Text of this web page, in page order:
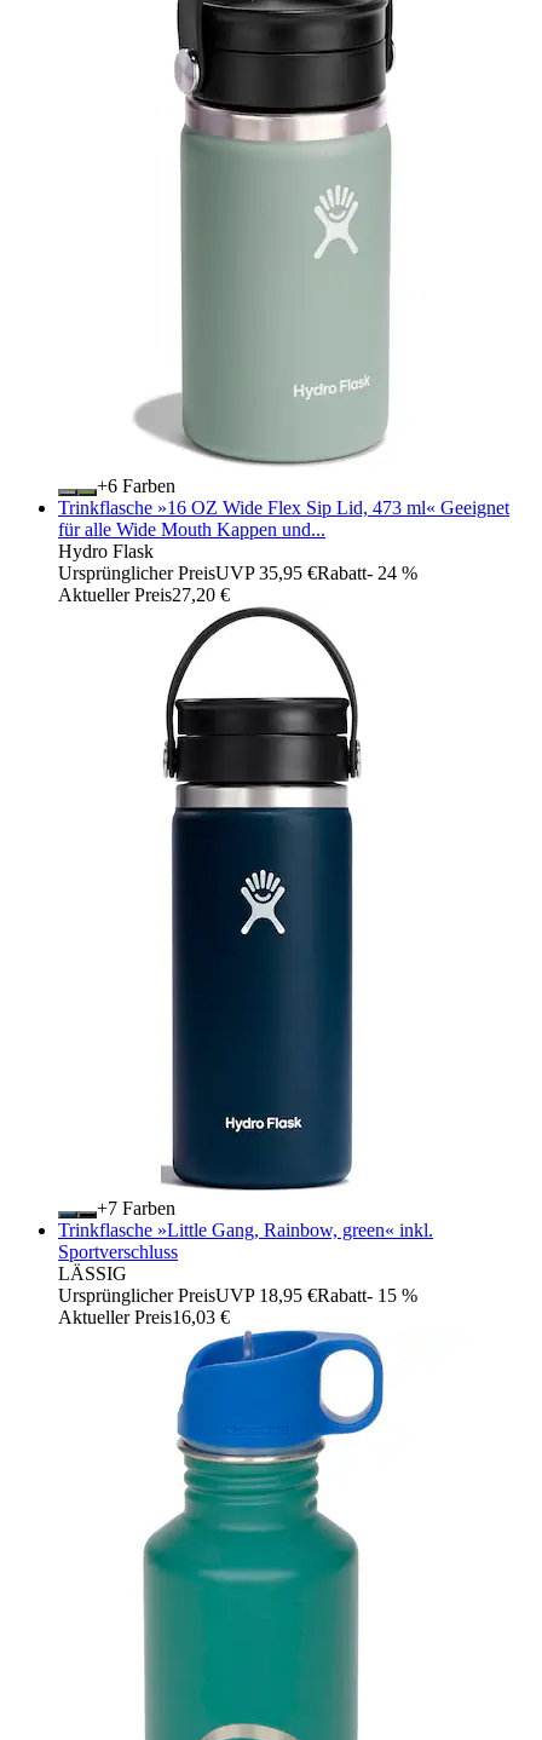
+
Farben
Trinkflasche »16 OZ Wide Flex Sip Lid, 473 ml« Geeignet
für alle Wide Mouth Kappen und...
Hydro Flask
Ursprünglicher PreisUVP 35,95 €Rabatt- 24 %
Aktueller Preis27,20 €
+
Farben
Trinkflasche »Little Gang, Rainbow, green« inkl.
Sportverschluss
LÄSSIG
Ursprünglicher PreisUVP 18,95 €Rabatt- 15 %
Aktueller Preis16,03 €